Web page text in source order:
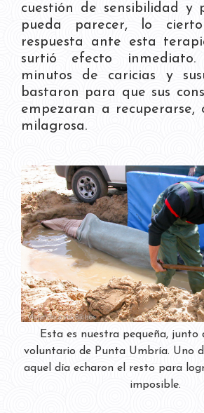
cuestión de sensibilidad y
pueda parecer, lo
respuesta ante esta
surtió efecto inmediato.
minutos de caricias y
bastaron para que sus
empezaran a recuperarse,
milagrosa.
Esta es nuestra pequeña, junto
voluntario de Punta Umbría. Uno
aquel día echaron el resto para
imposible.